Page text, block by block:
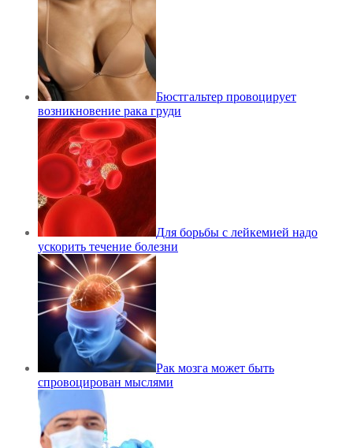
Бюстгальтер провоцирует
возникновение рака груди
Для борьбы с лейкемией надо
ускорить течение болезни
Рак мозга может быть
спровоцирован мыслями